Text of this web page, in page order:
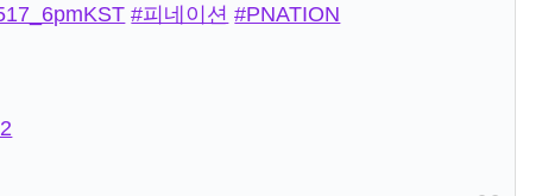
#피네이션 #PNATION